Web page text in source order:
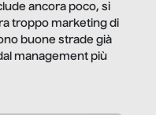
ancora poco, si
troppo marketing di
buone strade già
management più